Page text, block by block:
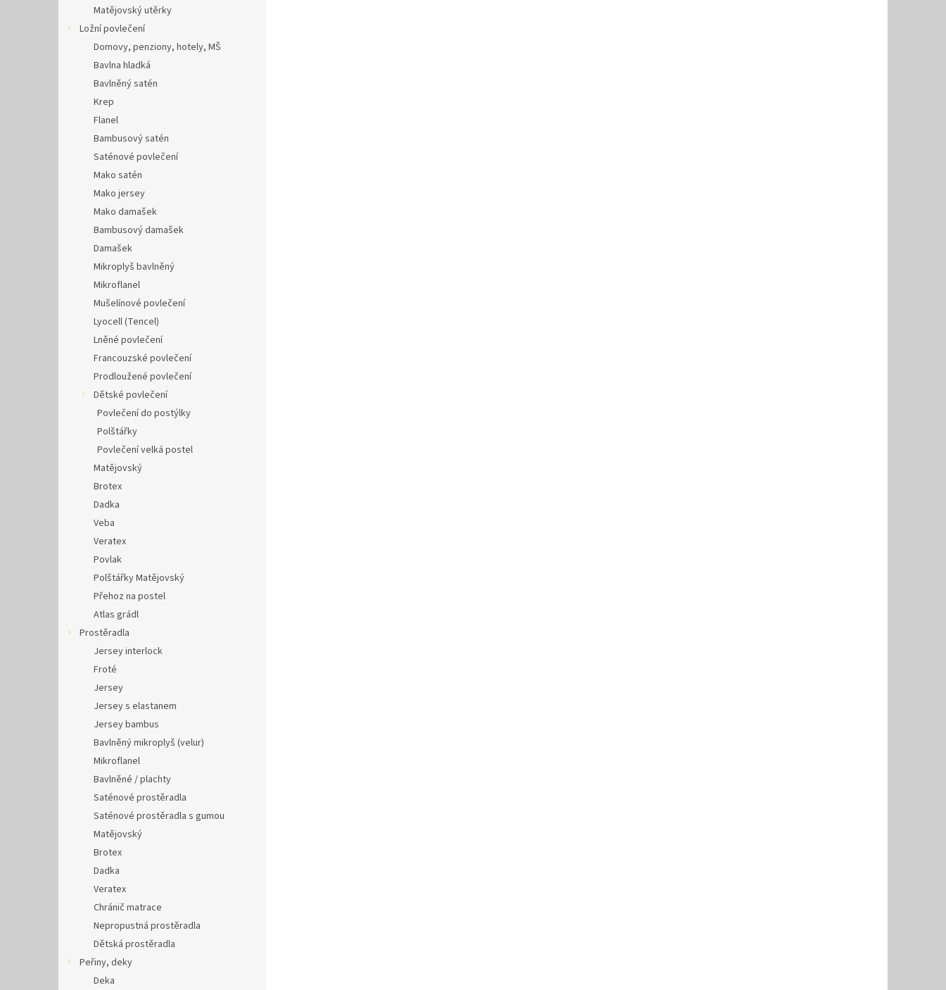
Matějovský utěrky
Ložní povlečení
Domovy, penziony, hotely, MŠ
Bavlna hladká
Bavlněný satén
Krep
Flanel
Bambusový satén
Saténové povlečení
Mako satén
Mako jersey
Mako damašek
Bambusový damašek
Damašek
Mikroplyš bavlněný
Mikroflanel
Mušelínové povlečení
Lyocell (Tencel)
Lněné povlečení
Francouzské povlečení
Prodloužené povlečení
Dětské povlečení
Povlečení do postýlky
Polštářky
Povlečení velká postel
Matějovský
Brotex
Dadka
Veba
Veratex
Povlak
Polštářky Matějovský
Přehoz na postel
Atlas grádl
Prostěradla
Jersey interlock
Froté
Jersey
Jersey s elastanem
Jersey bambus
Bavlněný mikroplyš (velur)
Mikroflanel
Bavlněné / plachty
Saténové prostěradla
Saténové prostěradla s gumou
Matějovský
Brotex
Dadka
Veratex
Chránič matrace
Nepropustná prostěradla
Dětská prostěradla
Peřiny, deky
Deka